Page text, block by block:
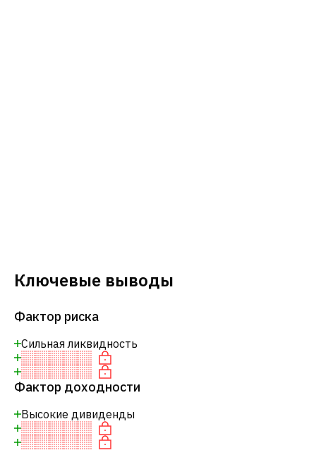
Ключевые выводы
Фактор риска
Сильная ликвидность
Фактор доходности
Высокие дивиденды